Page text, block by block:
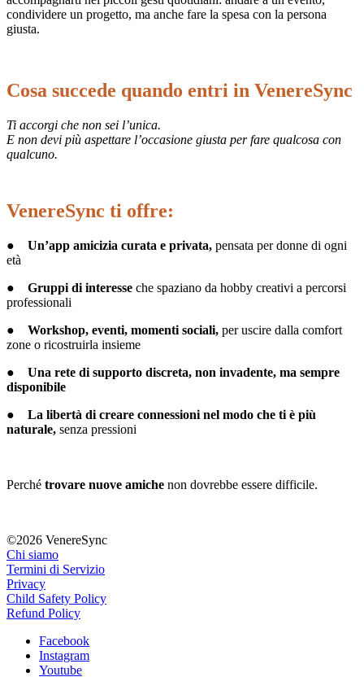
condividere un progetto, ma anche fare la spesa con la persona
giusta.
Cosa succede quando entri in VenereSync
Ti accorgi che non sei l’unica.
E non devi più aspettare l’occasione giusta per fare qualcosa con
qualcuno.
VenereSync ti offre:
● Un’app amicizia curata e privata, pensata per donne di ogni
età
● Gruppi di interesse che spaziano da hobby creativi a percorsi
professionali
● Workshop, eventi, momenti sociali, per uscire dalla comfort
zone o ricostruirla insieme
● Una rete di supporto discreta, non invadente, ma sempre
disponibile
● La libertà di creare connessioni nel modo che ti è più
naturale, senza pressioni
Perché trovare nuove amiche non dovrebbe essere difficile.
©2026 VenereSync
Chi siamo
Termini di Servizio
Privacy
Child Safety Policy
Refund Policy
Facebook
Instagram
Youtube